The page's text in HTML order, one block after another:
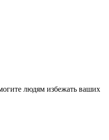
людям избежать ваших